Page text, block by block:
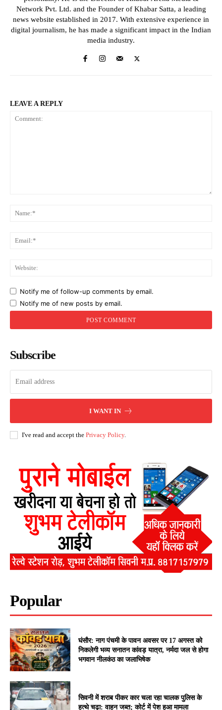
Network Pvt. Ltd. and the Founder of Khabar Satta, a leading
news website established in 2017. With extensive experience in
digital journalism, he has made a significant impact in the Indian
media industry.
LEAVE A REPLY
Notify me of follow-up comments by email.
Notify me of new posts by email.
Subscribe
I WANT IN
I've read and accept the Privacy Policy.
Popular
घंसौर: नाग पंचमी के पावन अवसर पर 17 अगस्त को
निकलेगी भव्य सनातन कांवड़ यात्रा, नर्मदा जल से होगा
भगवान नीलकंठ का जलाभिषेक
सिवनी में शराब पीकर कार चला रहा चालक पुलिस के
हत्थे चढ़ा: वाहन जब्त; कोर्ट में पेश हुआ मामला